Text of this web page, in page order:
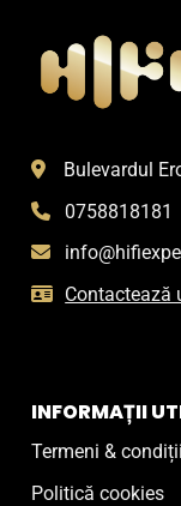
Bulevardul
0758818181
Contactează
INFORMAȚII
Termeni & condiții
Politică cookies